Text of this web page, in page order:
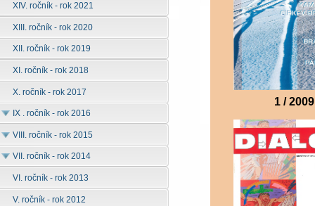
XIV. ročník - rok 2021
XIII. ročník - rok 2020
XII. ročník - rok 2019
XI. ročník - rok 2018
X. ročník - rok 2017
IX . ročník - rok 2016
VIII. ročník - rok 2015
VII. ročník - rok 2014
VI. ročník - rok 2013
V. ročník - rok 2012
1 / 2009